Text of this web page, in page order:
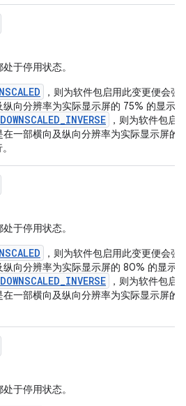
于停用状态。
，则为软件包启用此变更便会强
向分辨率为实际显示屏的 75% 的显示
DOWNSCALED_INVERSE
，则为软件包启
一部横向及纵向分辨率为实际显示屏的
于停用状态。
，则为软件包启用此变更便会强
向分辨率为实际显示屏的 80% 的显示
DOWNSCALED_INVERSE
，则为软件包启
一部横向及纵向分辨率为实际显示屏的
于停用状态。